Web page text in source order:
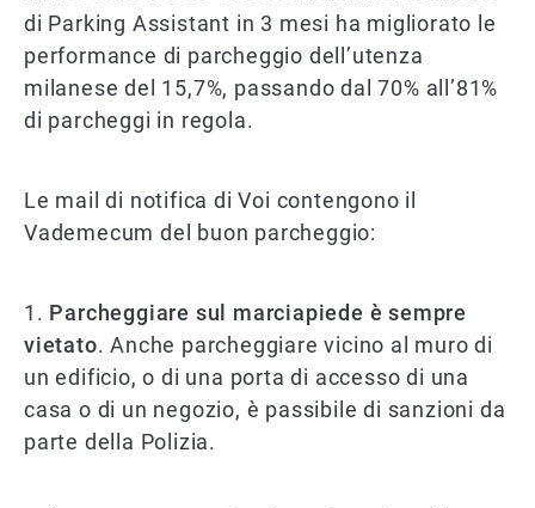
di Parking Assistant in 3 mesi ha migliorato le
performance di parcheggio dell’utenza
milanese del 15,7%, passando dal 70% all’81%
di parcheggi in regola.
Le mail di notifica di Voi contengono il
Vademecum del buon parcheggio:
1. Parcheggiare sul marciapiede è sempre
vietato. Anche parcheggiare vicino al muro di
un edificio, o di una porta di accesso di una
casa o di un negozio, è passibile di sanzioni da
parte della Polizia.